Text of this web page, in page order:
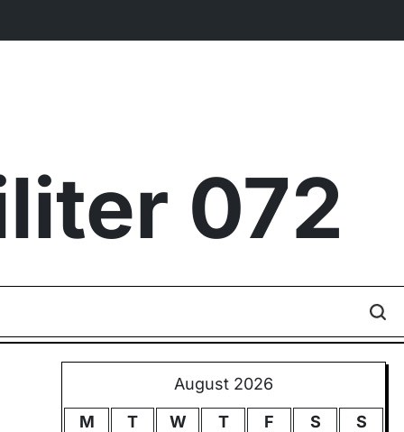
072
August 2026
M
T W T F S
S